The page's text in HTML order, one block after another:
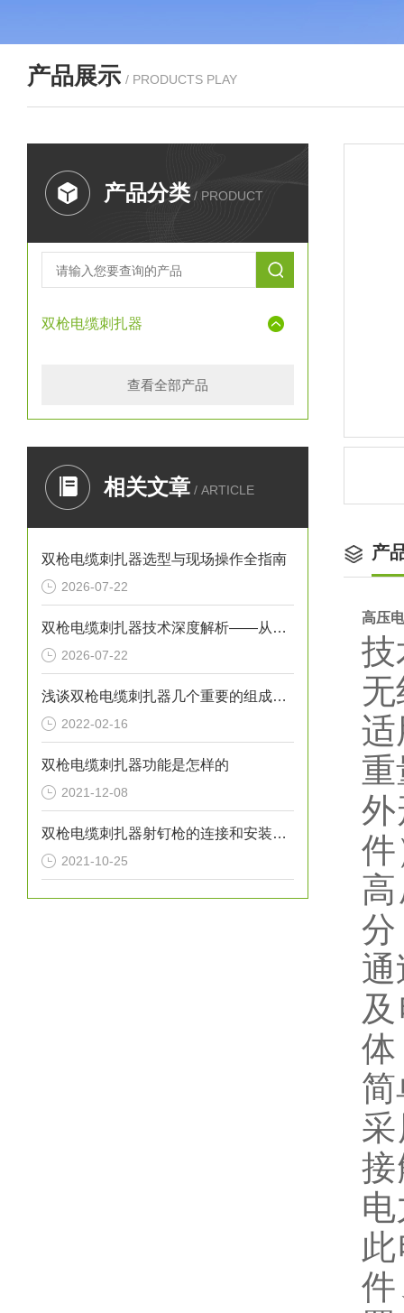
产品展示 / PRODUCTS PLAY
产品分类 / PRODUCT
双枪电缆刺扎器
查看全部产品
相关文章 / ARTICLE
双枪电缆刺扎器选型与现场操作全指南
2026-07-22
双枪电缆刺扎器技术深度解析——从原理到安全设计
2026-07-22
浅谈双枪电缆刺扎器几个重要的组成部分
2022-02-16
双枪电缆刺扎器功能是怎样的
2021-12-08
双枪电缆刺扎器射钉枪的连接和安装办法
2021-10-25
产
高压
技
适
件
分